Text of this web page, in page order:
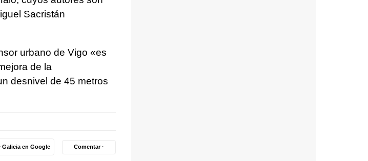
Sacristán
urbano de Vigo «es
de la
desnivel de 45 metros
Galicia en Google Comentar ·